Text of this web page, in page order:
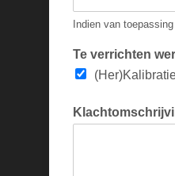
Indien van
Te verrichten